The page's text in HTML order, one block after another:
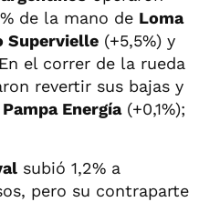
de la mano de Loma
Supervielle (+5,5%) y
el correr de la rueda
revertir sus bajas y
Pampa Energía(+0,1%);
subió 1,2% a
pero su contraparte